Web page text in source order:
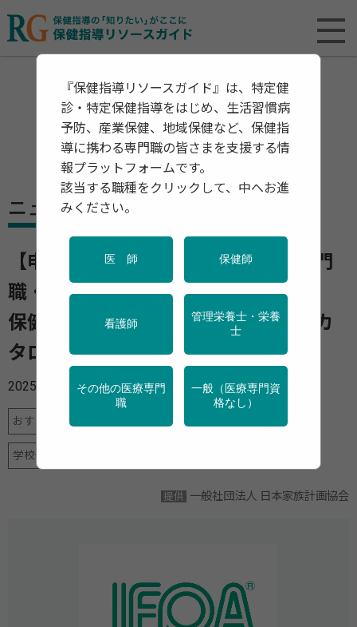
ニュース
【申込受付中】保健事業に関わる専門
職・関係者必携
保健指導・健康事業用「教材・備品カ
タログ2025年版」
2025年01月06日
おすすめニュース 健診・検診
学校保健
提供 一般社団法人 日本家族計画協会
『保健指導リソースガイド』は、特定健
診・特定保健指導をはじめ、生活習慣病
予防、産業保健、地域保健など、保健指
導に携わる専門職の皆さまを支援する情
報プラットフォームです。
該当する職種をクリックして、中へお進
みください。
医 師 保健師
看護師
管理栄養士・栄養
士
その他の医療専門
職
一般（医療専門資
格なし）